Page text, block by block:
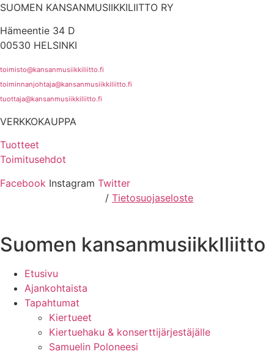
SUOMEN KANSANMUSIIKKILIITTO RY
Hämeentie 34 D
00530 HELSINKI
toimisto@kansanmusiikkiliitto.fi
toiminnanjohtaja@kansanmusiikkiliitto.fi
tuottaja@kansanmusiikkiliitto.fi
VERKKOKAUPPA
Tuotteet
Toimitusehdot
Facebook Instagram Twitter
/ Tietosuojaseloste
Suomen kansanmusiikkIliitto
Etusivu
Ajankohtaista
Tapahtumat
Kiertueet
Kiertuehaku & konserttijärjestäjälle
Samuelin Poloneesi